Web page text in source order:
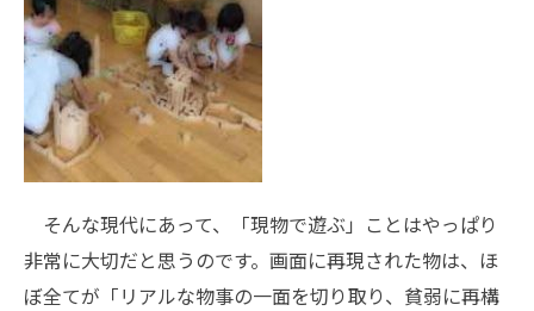
そんな現代にあって、「現物で遊ぶ」ことはやっぱり
非常に大切だと思うのです。画面に再現された物は、ほ
ぼ全てが「リアルな物事の一面を切り取り、貧弱に再構